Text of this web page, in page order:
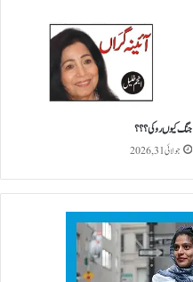
جنگ کیو ں روکی؟؟؟
جولائی 31, 2026